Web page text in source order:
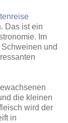
Das ist ein
Im
und
die kleinen
wird der
in